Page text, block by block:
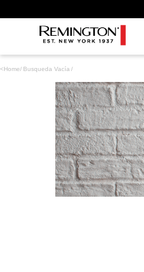
1
2
3
4
5.
6